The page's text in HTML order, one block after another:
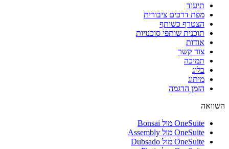
תיעוד
מפת דרכים ציבורית
הצטרף כשותף
תוכנית שותפי סוכנויות
אודות
צור קשר
תמיכה
בלוג
מיתוג
הזמן הדגמה
השוואה
OneSuite מול Bonsai
OneSuite מול Assembly
OneSuite מול Dubsado